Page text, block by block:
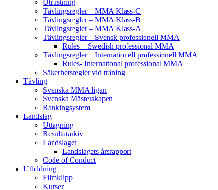
Utrustning
Tävlingsregler – MMA Klass-C
Tävlingsregler – MMA Klass-B
Tävlingsregler – MMA Klass-A
Tävlingsregler – Svensk professionell MMA
Rules – Swedish professional MMA
Tävlingsregler – Internationell professionell MMA
Rules- International professional MMA
Säkerhetsregler vid träning
Tävling
Svenska MMA ligan
Svenska Mästerskapen
Rankingsystem
Landslag
Uttagning
Resultatarkiv
Landslaget
Landslagets årsrapport
Code of Conduct
Utbildning
Filmklipp
Kurser